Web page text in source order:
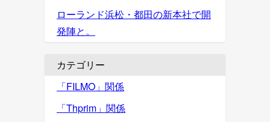
ローランド浜松・都田の新本社で開
発陣と。
カテゴリー
「FILMO」関係
「Thprim」関係